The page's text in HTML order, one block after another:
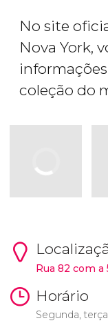
No site
Nova York,
coleção do
Rua 82 com a
Horário
Segunda,